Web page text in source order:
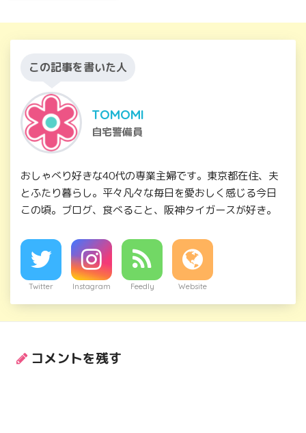
この記事を書いた人
TOMOMI
自宅警備員
おしゃべり好きな40代の専業主婦です。東京都在住、夫
とふたり暮らし。平々凡々な毎日を愛おしく感じる今日
この頃。ブログ、食べること、阪神タイガースが好き。
Twitter Instagram Feedly Website
コメントを残す